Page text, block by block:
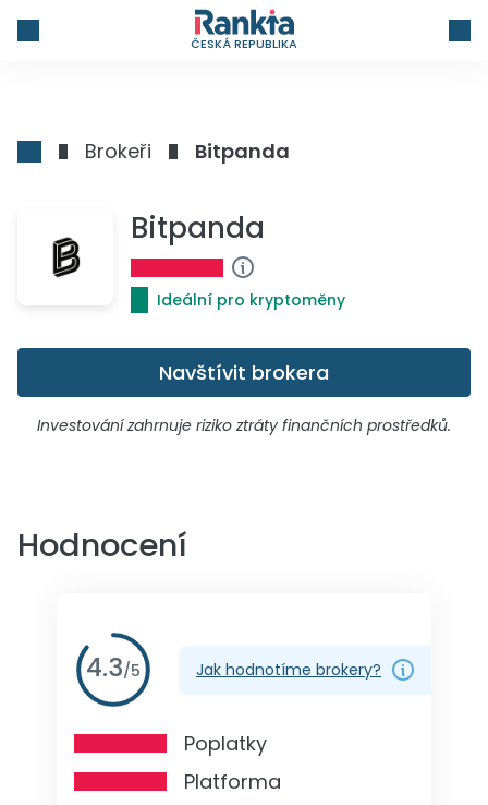
ČESKÁ REPUBLIKA
Brokeři Bitpanda
Bitpanda
Ideální pro kryptoměny
Navštívit brokera
Investování zahrnuje riziko ztráty finančních prostředků.
Hodnocení
4.3/5 Jak hodnotíme brokery?
Poplatky
Platforma